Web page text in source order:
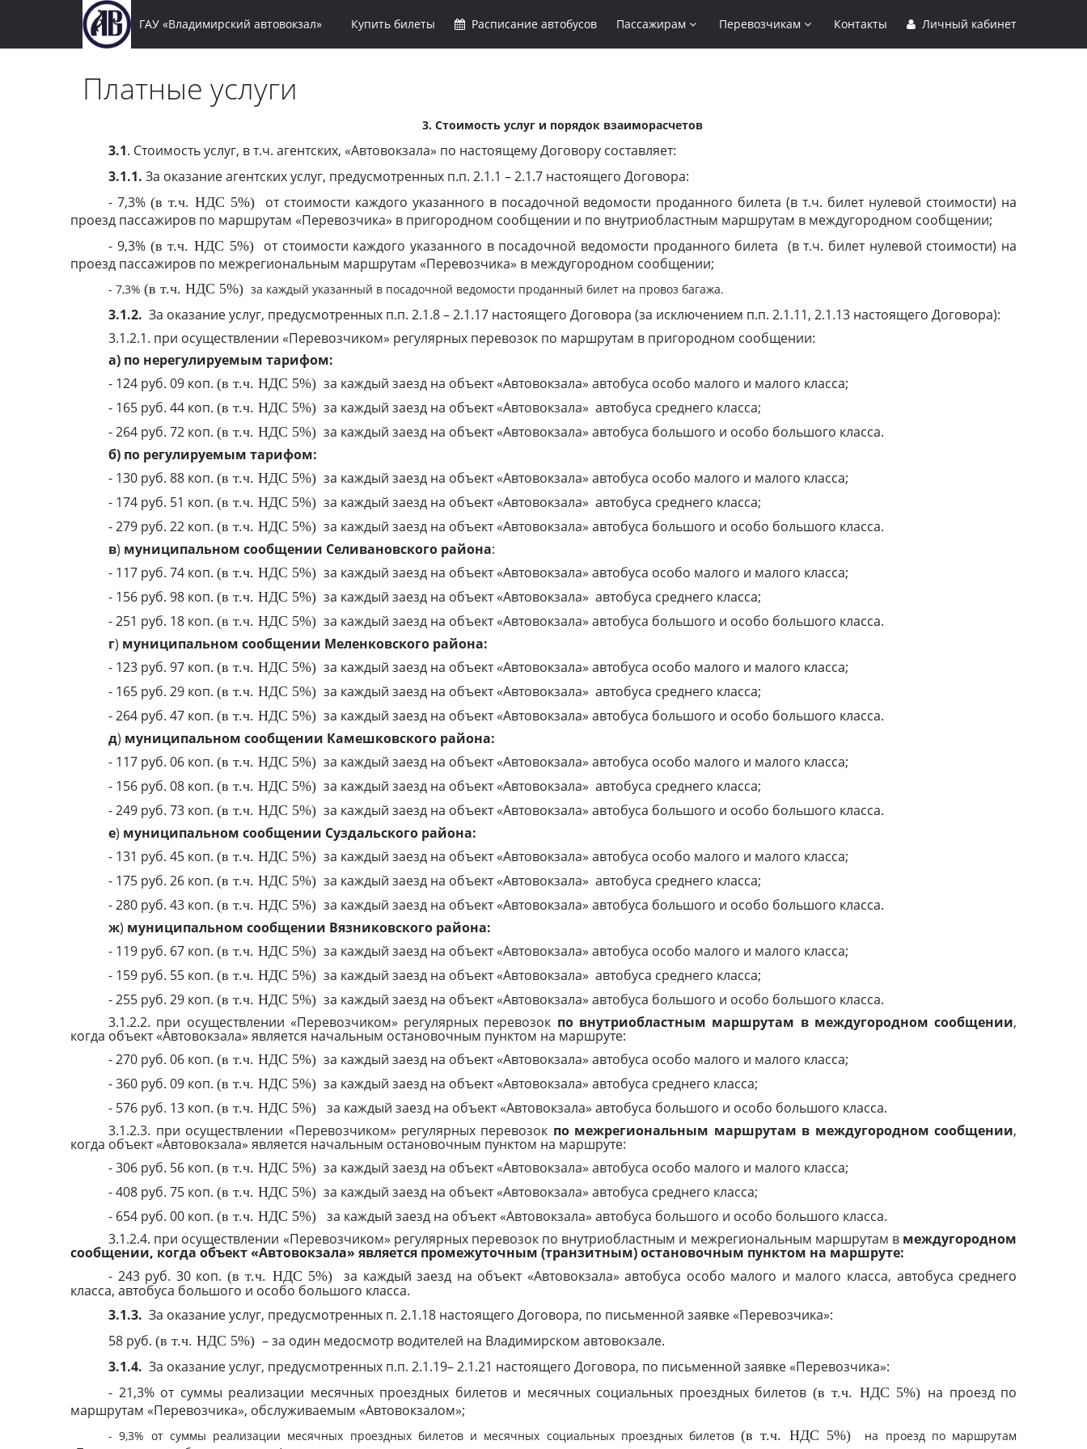
ГАУ «Владимирский автовокзал» Купить билеты Расписание автобусов Пассажирам Перевозчикам Контакты Личный кабинет
Платные услуги
3. Стоимость услуг и порядок взаиморасчетов
3.1. Стоимость услуг, в т.ч. агентских, «Автовокзала» по настоящему Договору составляет:
3.1.1. За оказание агентских услуг, предусмотренных п.п. 2.1.1 – 2.1.7 настоящего Договора:
- 7,3%(в т.ч. НДС 5%)
от стоимости каждого указанного в посадочной ведомости проданного билета (в т.ч. билет нулевой стоимости) на
проезд пассажиров по маршрутам «Перевозчика» в пригородном сообщении и по внутриобластным маршрутам в междугородном сообщении;
- 9,3% (в т.ч. НДС 5%) от стоимости каждого указанного в посадочной ведомости проданного билета (в т.ч. билет нулевой стоимости) на
проезд пассажиров по межрегиональным маршрутам «Перевозчика» в междугородном сообщении;
- 7,3%(в т.ч. НДС 5%) за каждый указанный в посадочной ведомости проданный билет на провоз багажа.
3.1.2. За оказание услуг, предусмотренных п.п. 2.1.8 – 2.1.17 настоящего Договора (за исключением п.п. 2.1.11, 2.1.13 настоящего Договора):
3.1.2.1. при осуществлении «Перевозчиком» регулярных перевозок по маршрутам в пригородном сообщении:
а) по нерегулируемым тарифом:
- 124 руб. 09 коп.(в т.ч. НДС 5%) за каждый заезд на объект «Автовокзала» автобуса особо малого и малого класса;
- 165 руб. 44 коп.(в т.ч. НДС 5%) за каждый заезд на объект «Автовокзала» автобуса среднего класса;
- 264 руб. 72 коп.(в т.ч. НДС 5%) за каждый заезд на объект «Автовокзала» автобуса большого и особо большого класса.
б) по регулируемым тарифом:
- 130 руб. 88 коп.(в т.ч. НДС 5%) за каждый заезд на объект «Автовокзала» автобуса особо малого и малого класса;
- 174 руб. 51 коп.(в т.ч. НДС 5%) за каждый заезд на объект «Автовокзала» автобуса среднего класса;
- 279 руб. 22 коп.(в т.ч. НДС 5%) за каждый заезд на объект «Автовокзала» автобуса большого и особо большого класса.
в) муниципальном сообщении Селивановского района:
- 117 руб. 74 коп.(в т.ч. НДС 5%) за каждый заезд на объект «Автовокзала» автобуса особо малого и малого класса;
- 156 руб. 98 коп.(в т.ч. НДС 5%) за каждый заезд на объект «Автовокзала» автобуса среднего класса;
- 251 руб. 18 коп.(в т.ч. НДС 5%) за каждый заезд на объект «Автовокзала» автобуса большого и особо большого класса.
г) муниципальном сообщении Меленковского района:
- 123 руб. 97 коп.(в т.ч. НДС 5%) за каждый заезд на объект «Автовокзала» автобуса особо малого и малого класса;
- 165 руб. 29 коп.(в т.ч. НДС 5%) за каждый заезд на объект «Автовокзала» автобуса среднего класса;
- 264 руб. 47 коп.(в т.ч. НДС 5%) за каждый заезд на объект «Автовокзала» автобуса большого и особо большого класса.
д) муниципальном сообщении Камешковского района:
- 117 руб. 06 коп.(в т.ч. НДС 5%) за каждый заезд на объект «Автовокзала» автобуса особо малого и малого класса;
- 156 руб. 08 коп.(в т.ч. НДС 5%) за каждый заезд на объект «Автовокзала» автобуса среднего класса;
- 249 руб. 73 коп.(в т.ч. НДС 5%) за каждый заезд на объект «Автовокзала» автобуса большого и особо большого класса.
е) муниципальном сообщении Суздальского района:
- 131 руб. 45 коп.(в т.ч. НДС 5%) за каждый заезд на объект «Автовокзала» автобуса особо малого и малого класса;
- 175 руб. 26 коп.(в т.ч. НДС 5%) за каждый заезд на объект «Автовокзала» автобуса среднего класса;
- 280 руб. 43 коп.(в т.ч. НДС 5%) за каждый заезд на объект «Автовокзала» автобуса большого и особо большого класса.
ж) муниципальном сообщении Вязниковского района:
- 119 руб. 67 коп.(в т.ч. НДС 5%) за каждый заезд на объект «Автовокзала» автобуса особо малого и малого класса;
- 159 руб. 55 коп.(в т.ч. НДС 5%) за каждый заезд на объект «Автовокзала» автобуса среднего класса;
- 255 руб. 29 коп.(в т.ч. НДС 5%) за каждый заезд на объект «Автовокзала» автобуса большого и особо большого класса.
3.1.2.2. при осуществлении «Перевозчиком» регулярных перевозок по внутриобластным маршрутам в междугородном сообщении,
когда объект «Автовокзала» является начальным остановочным пунктом на маршруте:
- 270 руб. 06 коп.(в т.ч. НДС 5%) за каждый заезд на объект «Автовокзала» автобуса особо малого и малого класса;
- 360 руб. 09 коп.(в т.ч. НДС 5%) за каждый заезд на объект «Автовокзала» автобуса среднего класса;
- 576 руб. 13 коп.(в т.ч. НДС 5%)
за каждый заезд на объект «Автовокзала» автобуса большого и особо большого класса.
3.1.2.3. при осуществлении «Перевозчиком» регулярных перевозок по межрегиональным маршрутам в междугородном сообщении,
когда объект «Автовокзала» является начальным остановочным пунктом на маршруте:
- 306 руб. 56 коп.(в т.ч. НДС 5%) за каждый заезд на объект «Автовокзала» автобуса особо малого и малого класса;
- 408 руб. 75 коп.(в т.ч. НДС 5%) за каждый заезд на объект «Автовокзала» автобуса среднего класса;
- 654 руб. 00 коп.(в т.ч. НДС 5%)
за каждый заезд на объект «Автовокзала» автобуса большого и особо большого класса.
3.1.2.4. при осуществлении «Перевозчиком» регулярных перевозок по внутриобластным и межрегиональным маршрутам в междугородном
сообщении, когда объект «Автовокзала» является промежуточным (транзитным) остановочным пунктом на маршруте:
- 243 руб. 30 коп. (в т.ч. НДС 5%)
за каждый заезд на объект «Автовокзала» автобуса особо малого и малого класса, автобуса среднего
класса, автобуса большого и особо большого класса.
3.1.3. За оказание услуг, предусмотренных п. 2.1.18 настоящего Договора, по письменной заявке «Перевозчика»:
58 руб.(в т.ч. НДС 5%) – за один медосмотр водителей на Владимирском автовокзале.
3.1.4. За оказание услуг, предусмотренных п.п. 2.1.19– 2.1.21 настоящего Договора, по письменной заявке «Перевозчика»:
- 21,3% от суммы реализации месячных проездных билетов и месячных социальных проездных билетов (в т.ч. НДС 5%) на проезд по
маршрутам «Перевозчика», обслуживаемым «Автовокзалом»;
- 9,3% от суммы реализации месячных проездных билетов и месячных социальных проездных билетов(в т.ч. НДС 5%)
на проезд по маршрутам